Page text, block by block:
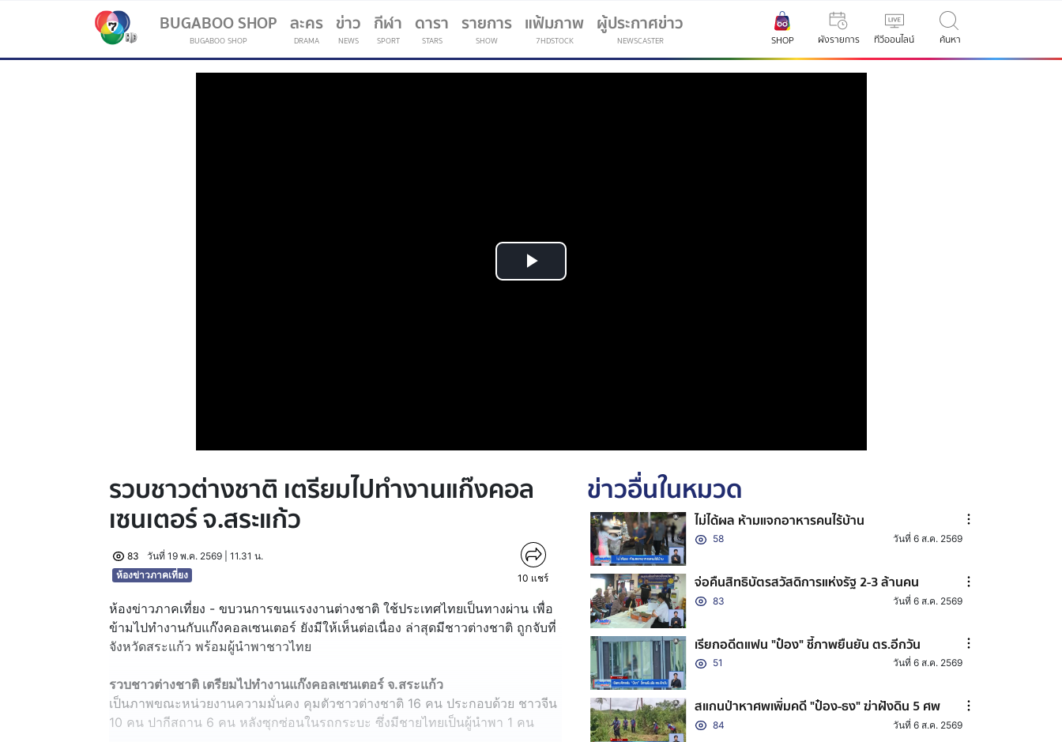
BUGABOO SHOP
BUGABOO SHOP
ละคร
DRAMA
ข่าว
NEWS
กีฬา
SPORT
(current)
ดารา
STARS
รายการ
SHOW
แฟ้มภาพ
7HDSTOCK
ผู้ประกาศข่าว
NEWSCASTER SHOP ผังรายการ ทีวีออนไลน์ ค้นหา
Play
รวบชาวต่างชาติ เตรียมไปทำงานแก๊งคอล
เซนเตอร์ จ.สระแก้ว
83
วันที่ 19 พ.ค. 2569 | 11.31 น.
ห้องข่าวภาคเที่ยง
10 แชร์
ห้องข่าวภาคเที่ยง - ขบวนการขนแรงงานต่างชาติ ใช้ประเทศไทยเป็นทางผ่าน เพื่อ
ข้ามไปทำงานกับแก๊งคอลเซนเตอร์ ยังมีให้เห็นต่อเนื่อง ล่าสุดมีชาวต่างชาติ ถูกจับที่
จังหวัดสระแก้ว พร้อมผู้นำพาชาวไทย
รวบชาวต่างชาติ เตรียมไปทำงานแก๊งคอลเซนเตอร์ จ.สระแก้ว
เป็นภาพขณะหน่วยงานความมั่นคง คุมตัวชาวต่างชาติ 16 คน ประกอบด้วย ชาวจีน
10 คน ปากีสถาน 6 คน หลังซุกซ่อนในรถกระบะ ซึ่งมีชายไทยเป็นผู้นำพา 1 คน
ข่าวอื่นในหมวด
ไม่ได้ผล ห้ามแจกอาหารคนไร้บ้าน
58 วันที่ 6 ส.ค. 2569
จ่อคืนสิทธิบัตรสวัสดิการแห่งรัฐ 2-3 ล้านคน
83 วันที่ 6 ส.ค. 2569
เรียกอดีตแฟน "ป๋อง" ชี้ภาพยืนยัน ตร.อีกวัน
51 วันที่ 6 ส.ค. 2569
สแกนป่าหาศพเพิ่มคดี "ป๋อง-ธง" ฆ่าฝังดิน 5 ศพ
84 วันที่ 6 ส.ค. 2569